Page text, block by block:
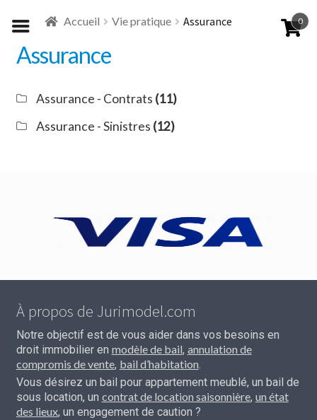
à
la
navigation
au
contenu
Accueil Vie pratique Assurance
Assurance
Assurance - Contrats (11)
Assurance - Sinistres (12)
À propos de Jurimodel.com
Notre objectif est de vous aider dans vos besoins en
droit immobilier en modèle de bail, annulation de
compromis de vente, bail d’habitation.
Vous désirez un bail pour appartement meublé, un bail de
sous location, un contrat de location saisonnière, un état
des lieux, un engagement de caution ?
0